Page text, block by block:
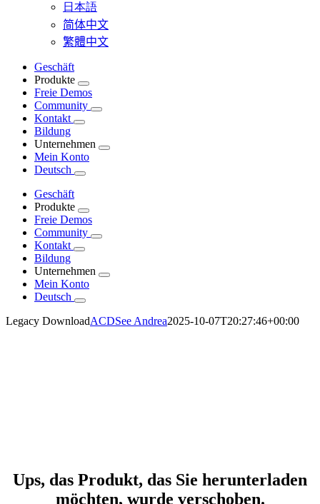
日本語
简体中文
繁體中文
Geschäft
Produkte
Freie Demos
Community
Kontakt
Bildung
Unternehmen
Mein Konto
Deutsch
Geschäft
Produkte
Freie Demos
Community
Kontakt
Bildung
Unternehmen
Mein Konto
Deutsch
Legacy DownloadACDSee Andrea2025-10-07T20:27:46+00:00
Ups, das Produkt, das Sie herunterladen
möchten, wurde verschoben.